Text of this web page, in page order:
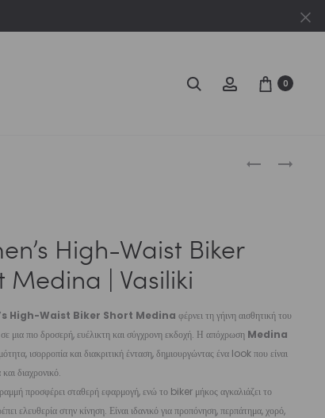
Search Account0
WOMEN’S
WOMEN’S
High-Waist Biker
Medina | Vasiliki
High-Waist Biker Short Medina φέρνει τη γήινη αισθητική του
πιο δροσερή, ευέλικτη και σύγχρονη εκδοχή. Η απόχρωση Medina
ισορροπία και διακριτική ένταση, δημιουργώντας ένα look που είναι
διαχρονικό.
προσφέρει σταθερή εφαρμογή, ενώ το biker μήκος αγκαλιάζει το
ελευθερία στην κίνηση. Είναι ιδανικό για προπόνηση, περπάτημα, χορό,